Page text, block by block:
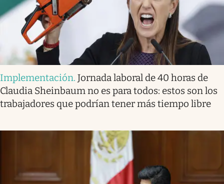
Implementación. Jornada laboral de 40 horas de
Claudia Sheinbaum no es para todos: estos son los
trabajadores que podrían tener más tiempo libre